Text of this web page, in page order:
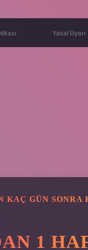
Yasal Uyarı
KAÇ GÜN
1